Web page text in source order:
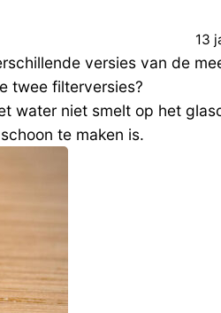
13
versies van de
twee filterversies?
water niet smelt op het
te maken is.